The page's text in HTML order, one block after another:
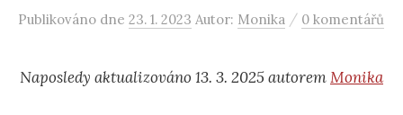
Publikováno dne 23. 1. 2023 Autor: Monika / 0 komentářů
Naposledy aktualizováno 13. 3. 2025 autoremMonika